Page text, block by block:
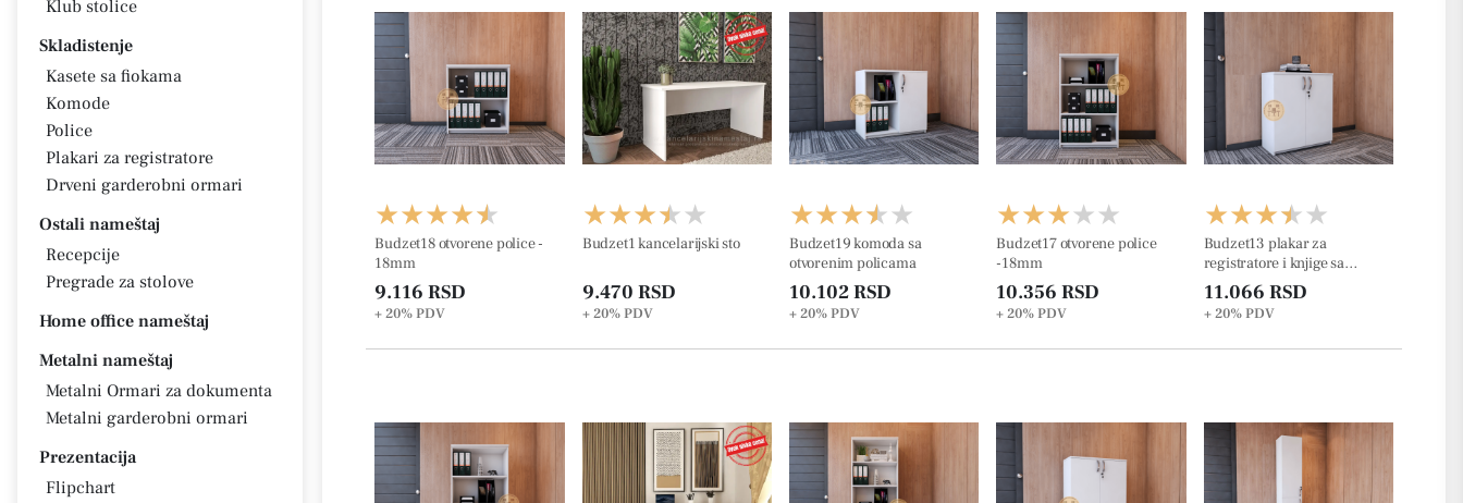
Klub stolice
Skladistenje
Kasete sa fiokama
Komode
Police
Plakari za registratore
Drveni garderobni ormari
Ostali nameštaj
Recepcije
Pregrade za stolove
Home office nameštaj
Metalni nameštaj
Metalni Ormari za dokumenta
Metalni garderobni ormari
Prezentacija
Flipchart
Budzet18 otvorene police -
18mm
9.116 RSD
+ 20%PDV
Budzet1 kancelarijski sto
9.470 RSD
+ 20%PDV
Budzet19 komoda sa
otvorenim policama
10.102 RSD
+ 20%PDV
Budzet17 otvorene police
-18mm
10.356 RSD
+ 20%PDV
Budzet13 plakar za
registratore i knjige sa
ukrasnom lajsnom na plafonu
82.2cm
11.066 RSD
+ 20%PDV